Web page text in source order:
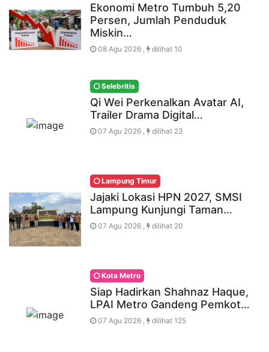
Ekonomi Metro Tumbuh 5,20
Persen, Jumlah Penduduk
Miskin…
08 Agu 2026 , dilihat 10
Selebritis
Qi Wei Perkenalkan Avatar AI,
Trailer Drama Digital…
07 Agu 2026 , dilihat 23
Lampung Timur
Jajaki Lokasi HPN 2027, SMSI
Lampung Kunjungi Taman…
07 Agu 2026 , dilihat 20
Kota Metro
Siap Hadirkan Shahnaz Haque,
LPAI Metro Gandeng Pemkot…
07 Agu 2026 , dilihat 125